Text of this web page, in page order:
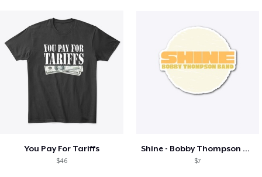
You Pay For Tariffs
$46
Shine - Bobby Thompson Band Merch
$7